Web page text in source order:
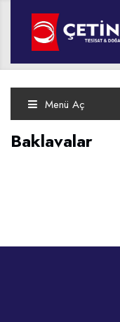
Baklavalar
Anasayfa Baklavalar
Menü Aç
Baklavalar